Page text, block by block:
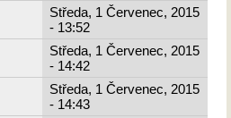
Středa, 1 Červenec, 2015
- 13:52
Středa, 1 Červenec, 2015
- 14:42
Středa, 1 Červenec, 2015
- 14:43